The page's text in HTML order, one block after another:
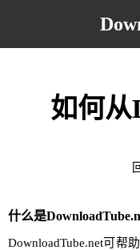
如何
什么是
DownloadTube.net可帮